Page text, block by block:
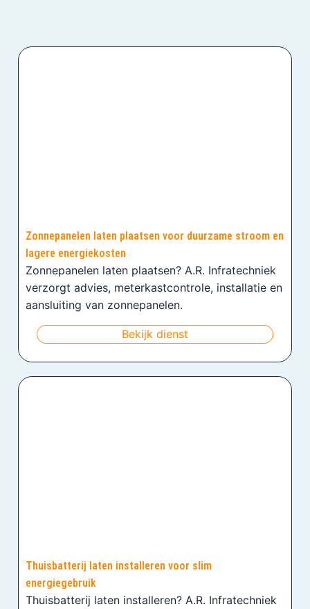
Zonnepanelen laten plaatsen voor duurzame stroom en
lagere energiekosten
Zonnepanelen laten plaatsen? A.R. Infratechniek
verzorgt advies, meterkastcontrole, installatie en
aansluiting van zonnepanelen.
Bekijk dienst
Thuisbatterij laten installeren voor slim
energiegebruik
Thuisbatterij laten installeren? A.R. Infratechniek